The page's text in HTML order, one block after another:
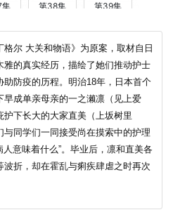
集 第38集 第39集
集 第43集 第44集
第53集 第54集
第59集
集 第63集 第64集
第78集 第79集
尔 大关和物语》为原案，取材自日
的真实经历，描绘了她们推动护士
防疫的历程。 明治18年，日本首个
成单亲母亲的一之濑凛（见上爱
下长大的大家直美（上坂树里
同学们一同接受尚在摸索中的护理
人意味着什么”。毕业后，凛和直美各
折，却在霍乱与痢疾肆虐之时再次